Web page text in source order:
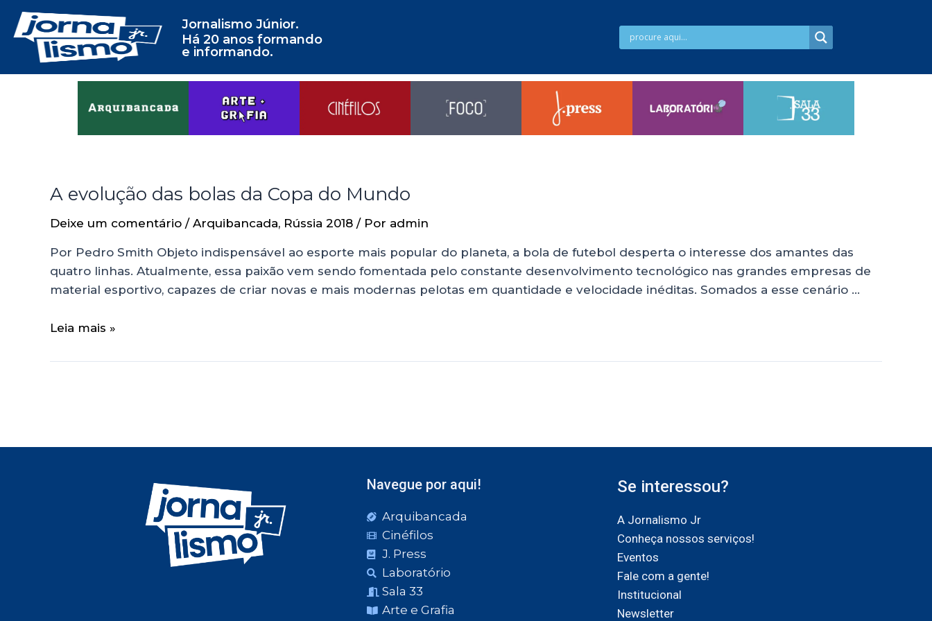
Jornalismo Júnior.
Há 20 anos formando
e informando.
A evolução das bolas da Copa do Mundo
Deixe um comentário / Arquibancada, Rússia 2018 / Por admin
Por Pedro Smith Objeto indispensável ao esporte mais popular do planeta, a bola de futebol desperta o interesse dos amantes das
quatro linhas. Atualmente, essa paixão vem sendo fomentada pelo constante desenvolvimento tecnológico nas grandes empresas de
material esportivo, capazes de criar novas e mais modernas pelotas em quantidade e velocidade inéditas. Somados a esse cenário …
Leia mais »
Navegue por aqui!
Arquibancada
Cinéfilos
J. Press
Laboratório
Sala 33
Arte e Grafia
Se interessou?
A Jornalismo Jr
Conheça nossos serviços!
Eventos
Fale com a gente!
Institucional
Newsletter